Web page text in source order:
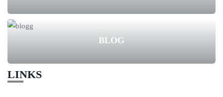
BLOG
LINKS